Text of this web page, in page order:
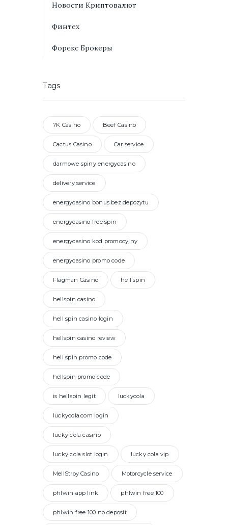
Новости Криптовалют
Финтех
Форекс Брокеры
Tags
7K Casino Beef Casino
Cactus Casino Car service
darmowe spiny energycasino
delivery service
energycasino bonus bez depozytu
energycasino free spin
energycasino kod promocyjny
energycasino promo code
Flagman Casino hell spin
hellspin casino
hell spin casino login
hellspin casino review
hell spin promo code
hellspin promo code
is hellspin legit luckycola
luckycola.com login
lucky cola casino
lucky cola slot login lucky cola vip
MellStroy Casino Motorcycle service
phlwin app link phlwin free 100
phlwin free 100 no deposit